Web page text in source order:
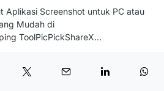
Aplikasi Screenshot untuk PC atau
Mudah di
ToolPicPickShareX…